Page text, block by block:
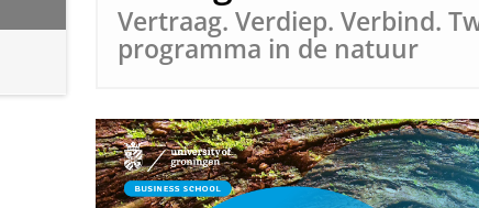
Vertraag. Verdiep. Verbind.
programma in de natuur